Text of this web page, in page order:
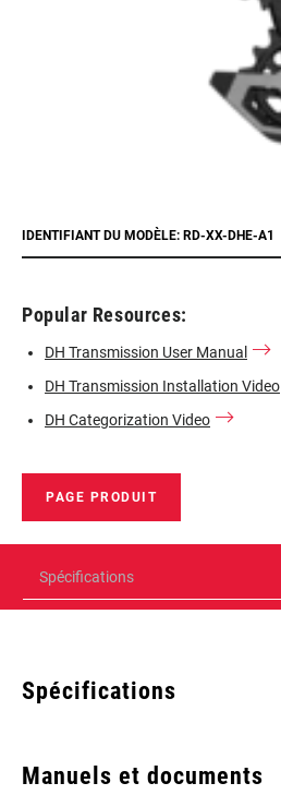
IDENTIFIANT DU MODÈLE: RD-XX-DHE-A1
Popular Resources:
DH Transmission User Manual
DH Transmission Installation Video
DH Categorization Video
PAGE PRODUIT
Spécifications
Spécifications
Manuels et documents